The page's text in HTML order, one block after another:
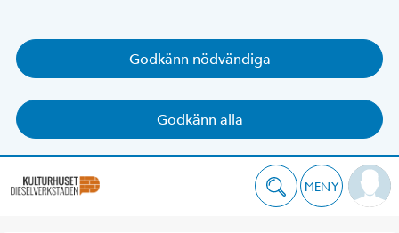
Godkänn nödvändiga
Godkänn alla
MENY